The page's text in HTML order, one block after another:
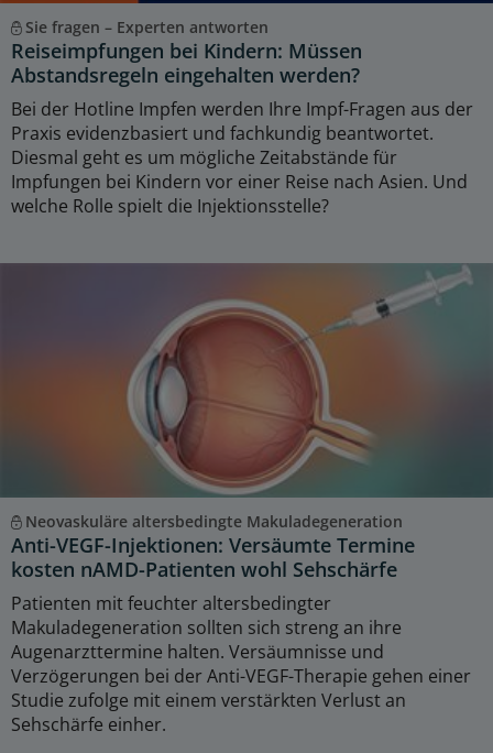
Sie fragen – Experten antworten
Reiseimpfungen bei Kindern: Müssen
Abstandsregeln eingehalten werden?
Bei der Hotline Impfen werden Ihre Impf-Fragen aus der
Praxis evidenzbasiert und fachkundig beantwortet.
Diesmal geht es um mögliche Zeitabstände für
Impfungen bei Kindern vor einer Reise nach Asien. Und
welche Rolle spielt die Injektionsstelle?
Neovaskuläre altersbedingte Makuladegeneration
Anti-VEGF-Injektionen: Versäumte Termine
kosten nAMD-Patienten wohl Sehschärfe
Patienten mit feuchter altersbedingter
Makuladegeneration sollten sich streng an ihre
Augenarzttermine halten. Versäumnisse und
Verzögerungen bei der Anti-VEGF-Therapie gehen einer
Studie zufolge mit einem verstärkten Verlust an
Sehschärfe einher.